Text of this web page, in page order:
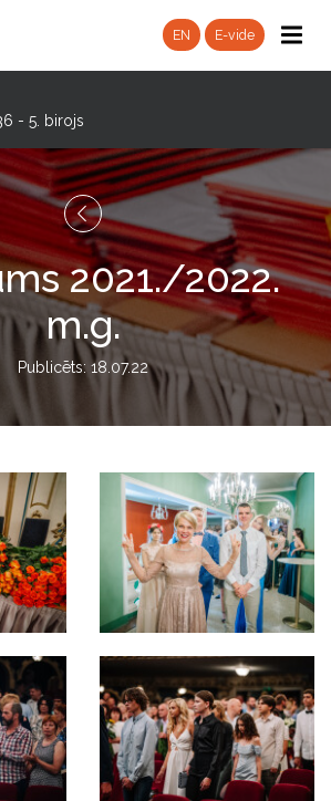
EN E-vide
- 5. birojs
2021./2022.
m.g.
Publicēts: 18.07.22